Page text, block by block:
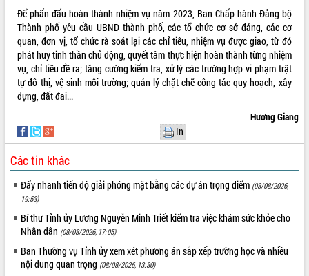
Để phấn đấu hoàn thành nhiệm vụ năm 2023, Ban Chấp hành Đảng bộ
Thành phố yêu cầu UBND thành phố, các tổ chức cơ sở đảng, các cơ
quan, đơn vị, tổ chức rà soát lại các chỉ tiêu, nhiệm vụ được giao, từ đó
phát huy tinh thần chủ động, quyết tâm thực hiện hoàn thành từng nhiệm
vụ, chỉ tiêu đề ra; tăng cường kiểm tra, xử lý các trường hợp vi phạm trật
tự đô thị, vệ sinh môi trường; quản lý chặt chẽ công tác quy hoạch, xây
dựng, đất đai...
Hương Giang
In
Các tin khác
Đẩy nhanh tiến độ giải phóng mặt bằng các dự án trọng điểm (08/08/2026,
19:53)
Bí thư Tỉnh ủy Lương Nguyễn Minh Triết kiểm tra việc khám sức khỏe cho
Nhân dân (08/08/2026, 17:05)
Ban Thường vụ Tỉnh ủy xem xét phương án sắp xếp trường học và nhiều
nội dung quan trọng (08/08/2026, 13:30)